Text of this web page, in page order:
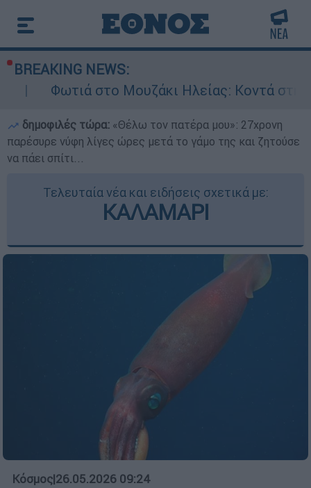
BREAKING NEWS:
στο Μουζάκι Ηλείας: Κοντά στην είσοδο του
δημοφιλές τώρα: «Θέλω τον πατέρα μου»: 27χρονη
παρέσυρε νύφη λίγες ώρες μετά το γάμο της και ζητούσε
να πάει σπίτι...
Τελευταία νέα και ειδήσεις σχετικά με:
ΚΑΛΑΜΑΡΙ
Κόσμος|26.05.2026 09:24